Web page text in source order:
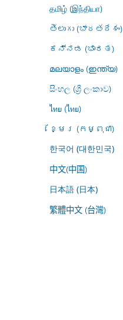
தமிழ் (இந்தியா)
తెలుగు (భారతదేశం)
ಕನ್ನಡ (ಭಾರತ)
മലയാളം (ഇന്ത്യ)
සිංහල (ශ්‍රී ලංකාව)
ไทย (ไทย)
ខ្មែរ (កម្ពុជា)
한국어 (대한민국)
中文(中国)
日本語 (日本)
繁體中文 (台灣)